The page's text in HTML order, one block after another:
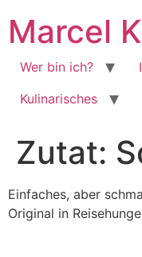
Inhalt
wechseln
Marcel
Wer bin ich?
Kulinarisches
Zutat:
Einfaches, aber
Original in